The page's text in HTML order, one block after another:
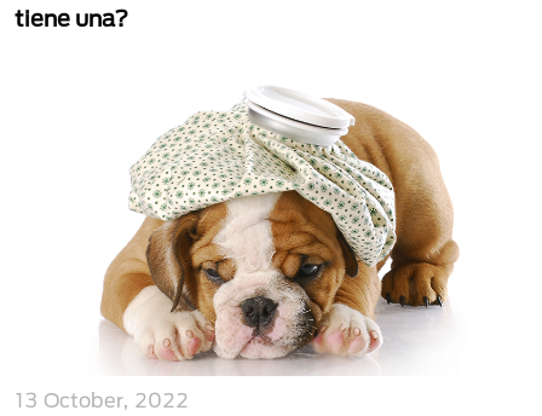
tiene una?
13 October, 2022